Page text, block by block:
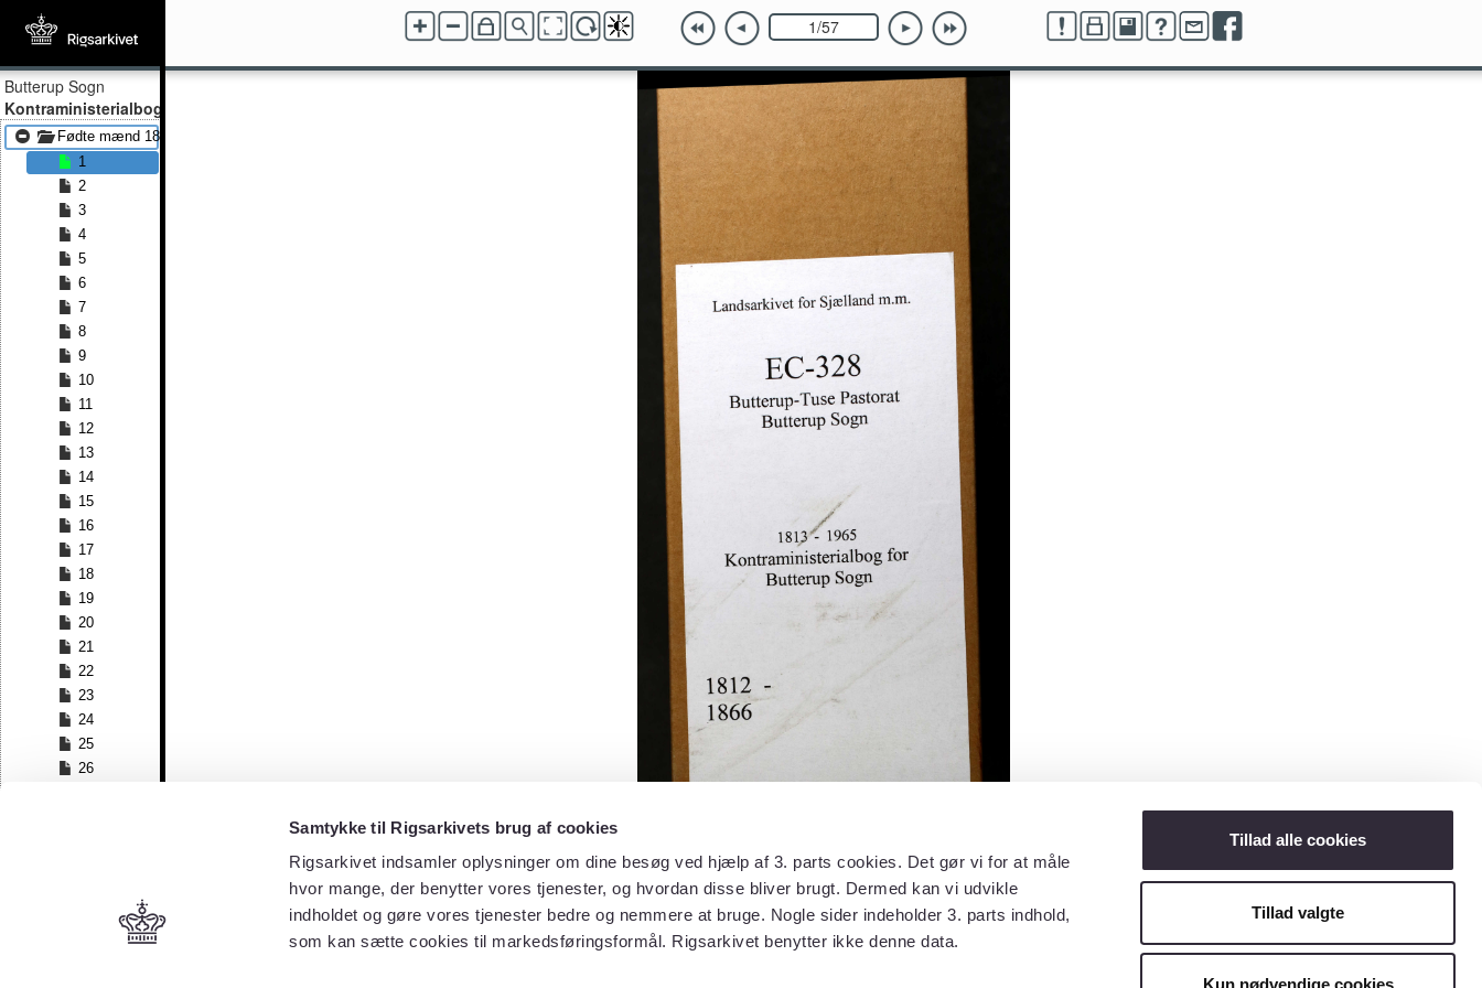
Samtykke til Rigsarkivets brug af cookies
Rigsarkivet indsamler oplysninger om dine besøg ved hjælp af 3. parts cookies. Det gør vi for at måle
hvor mange, der benytter vores tjenester, og hvordan disse bliver brugt. Dermed kan vi udvikle
indholdet og gøre vores tjenester bedre og nemmere at bruge. Nogle sider indeholder 3. parts indhold,
som kan sætte cookies til markedsføringsformål. Rigsarkivet benytter ikke denne data.
Tillad alle cookies
Tillad valgte
Kun nødvendige cookies
Butterup Sogn
Kontraministerialbog
Fødte mænd 1813 - Fødte mænd 1847
1
2
3
4
5
6
7
8
9
10
11
12
13
14
15
16
17
18
19
20
21
22
23
24
25
26